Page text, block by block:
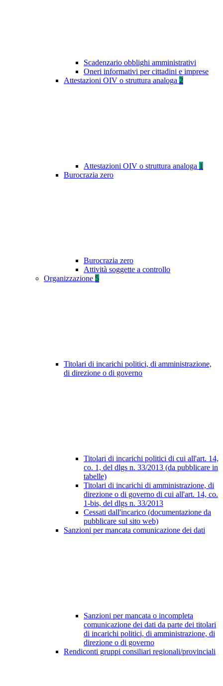
Scadenzario obblighi amministrativi
Oneri informativi per cittadini e imprese
Attestazioni OIV o struttura analoga 2
Attestazioni OIV o struttura analoga 1
Burocrazia zero
Burocrazia zero
Attività soggette a controllo
Organizzazione 5
Titolari di incarichi politici, di amministrazione,
di direzione o di governo
Titolari di incarichi politici di cui all'art. 14,
co. 1, del dlgs n. 33/2013 (da pubblicare in
tabelle)
Titolari di incarichi di amministrazione, di
direzione o di governo di cui all'art. 14, co.
1-bis, del dlgs n. 33/2013
Cessati dall'incarico (documentazione da
pubblicare sul sito web)
Sanzioni per mancata comunicazione dei dati
Sanzioni per mancata o incompleta
comunicazione dei dati da parte dei titolari
di incarichi politici, di amministrazione, di
direzione o di governo
Rendiconti gruppi consiliari regionali/provinciali